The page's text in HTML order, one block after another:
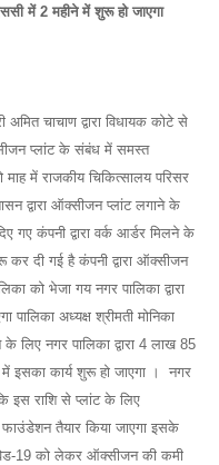
में 2 महीने में शुरू हो जाएगा
चाचाण द्वारा विधायक कोटे से
प्लांट के संबंध में समस्त
में राजकीय चिकित्सालय परिसर
द्वारा ऑक्सीजन प्लांट लगाने के
गए कंपनी द्वारा वर्क आर्डर मिलने के
कर दी गई है कंपनी द्वारा ऑक्सीजन
को भेजा गय नगर पालिका द्वारा
अध्यक्ष श्रीमती मोनिका
लिए नगर पालिका द्वारा 4 लाख 85
इसका कार्य शुरू हो जाएगा । नगर
इस राशि से प्लांट के लिए
तैयार किया जाएगा इसके
19 को लेकर ऑक्सीजन की कमी